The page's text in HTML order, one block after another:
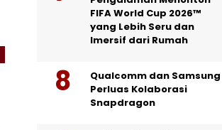
FIFA World Cup 2026™
yang Lebih Seru dan
Imersif dari Rumah
Qualcomm dan Samsung
Perluas Kolaborasi
Snapdragon